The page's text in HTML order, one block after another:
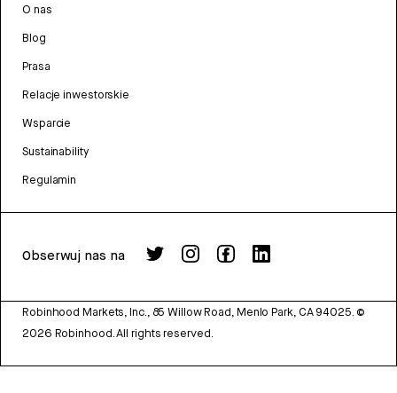
O nas
Blog
Prasa
Relacje inwestorskie
Wsparcie
Sustainability
Regulamin
Obserwuj nas na
Robinhood Markets, Inc., 85 Willow Road, Menlo Park, CA 94025. ©
2026 Robinhood. All rights reserved.